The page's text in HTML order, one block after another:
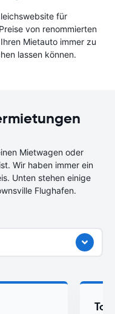
für
von renommierten
Mietauto immer zu
lassen können.
Mietwagen oder
Wir haben immer ein
Unten stehen einige
Flughafen.